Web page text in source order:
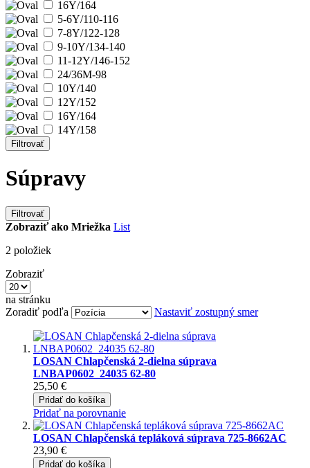
16Y/164
5-6Y/110-116
7-8Y/122-128
9-10Y/134-140
11-12Y/146-152
24/36M-98
10Y/140
12Y/152
16Y/164
14Y/158
Filtrovať
Súpravy
Filtrovať
Zobraziť ako Mriežka List
2 položiek
Zobraziť
na stránku
Zoradiť podľa
Nastaviť zostupný smer
LOSAN Chlapčenská 2-dielna súprava
LNBAP0602_24035 62-80
25,50 €
Pridať do košíka
Pridať na porovnanie
LOSAN Chlapčenská tepláková súprava 725-8662AC
23,90 €
Pridať do košíka